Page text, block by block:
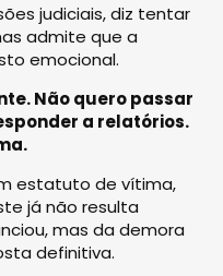
judiciais, diz tentar
admite que a
emocional.
Não quero passar
a relatórios.
estatuto de vítima,
já não resulta
mas da demora
definitiva.